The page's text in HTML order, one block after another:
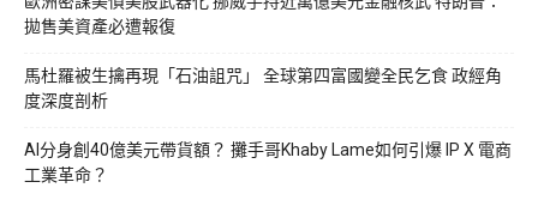
拋售美資產必遭報復
馬杜羅被生擒再現「石油詛咒」 全球第四富國變全民乞食 政經角
度深度剖析
AI分身創40億美元帶貨額？ 攤手哥Khaby Lame如何引爆 IP X 電商
工業革命？